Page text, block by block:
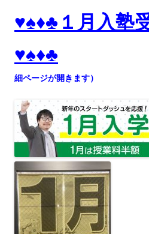
♥♠♦♣１月入塾
♥♠♦♣
細ページが開きます）